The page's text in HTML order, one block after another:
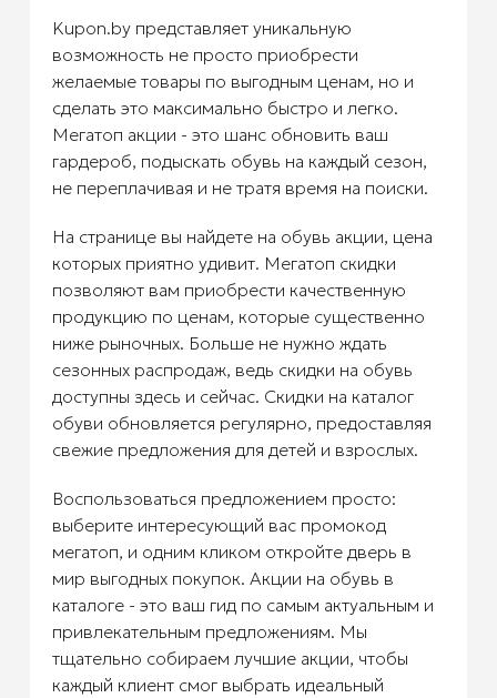
Kupon.by представляет уникальную
возможность не просто приобрести
желаемые товары по выгодным ценам, но и
сделать это максимально быстро и легко.
Мегатоп акции - это шанс обновить ваш
гардероб, подыскать обувь на каждый сезон,
не переплачивая и не тратя время на поиски.
На странице вы найдете на обувь акции, цена
которых приятно удивит. Мегатоп скидки
позволяют вам приобрести качественную
продукцию по ценам, которые существенно
ниже рыночных. Больше не нужно ждать
сезонных распродаж, ведь скидки на обувь
доступны здесь и сейчас. Скидки на каталог
обуви обновляется регулярно, предоставляя
свежие предложения для детей и взрослых.
Воспользоваться предложением просто:
выберите интересующий вас промокод
мегатоп, и одним кликом откройте дверь в
мир выгодных покупок. Акции на обувь в
каталоге - это ваш гид по самым актуальным и
привлекательным предложениям. Мы
тщательно собираем лучшие акции, чтобы
каждый клиент смог выбрать идеальный